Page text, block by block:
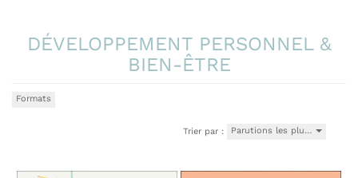
DÉVELOPPEMENT PERSONNEL &
BIEN-ÊTRE
Formats
Trier par : Parutions les plu…